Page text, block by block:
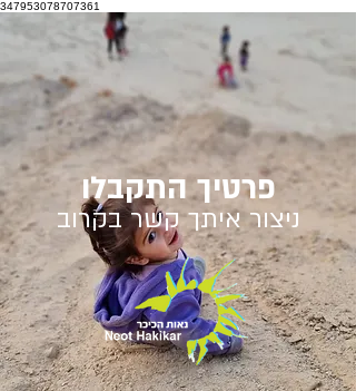
347953078707361
פרטיך התקבלו
ניצור איתך קשר בקרוב